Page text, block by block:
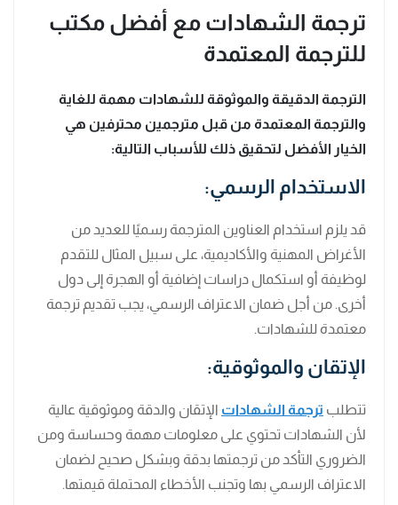
ترجمة الشهادات مع أفضل مكتب
للترجمة المعتمدة
الترجمة الدقيقة والموثوقة للشهادات مهمة للغاية
والترجمة المعتمدة من قبل مترجمين محترفين هي
الخيار الأفضل لتحقيق ذلك للأسباب التالية:
الاستخدام الرسمي:
قد يلزم استخدام العناوين المترجمة رسميًا للعديد من
الأغراض المهنية والأكاديمية، على سبيل المثال للتقدم
لوظيفة أو استكمال دراسات إضافية أو الهجرة إلى دول
أخرى. من أجل ضمان الاعتراف الرسمي، يجب تقديم ترجمة
معتمدة للشهادات.
الإتقان والموثوقية:
تتطلب ترجمة الشهادات الإتقان والدقة وموثوقية عالية
لأن الشهادات تحتوي على معلومات مهمة وحساسة ومن
الضروري التأكد من ترجمتها بدقة وبشكل صحيح لضمان
الاعتراف الرسمي بها وتجنب الأخطاء المحتملة قيمتها.